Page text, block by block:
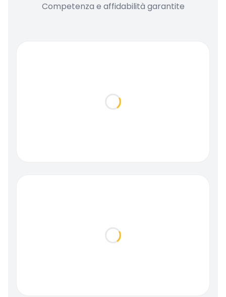
Competenza e affidabilità garantite
Loading...
Loading...